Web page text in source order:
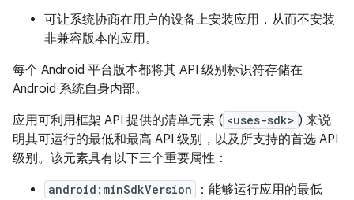
可让系统协商在用户的设备上安装应用，从而不安装
非兼容版本的应用。
每个 Android 平台版本都将其 API 级别标识符存储在
Android 系统自身内部。
应用可利用框架 API 提供的清单元素 ( <uses-sdk> ) 来说
明其可运行的最低和最高 API 级别，以及所支持的首选 API
级别。该元素具有以下三个重要属性：
android:minSdkVersion
：能够运行应用的最低